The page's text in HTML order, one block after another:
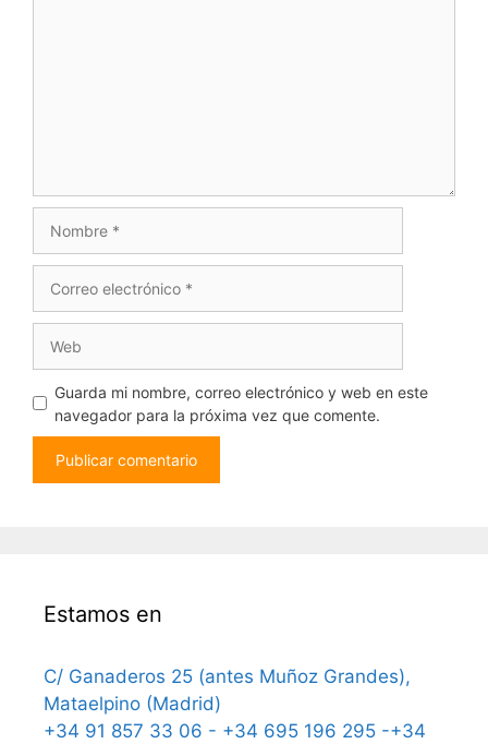
electrónico
Guarda mi nombre, correo electrónico y web en este
navegador para la próxima vez que comente.
Estamos en
C/ Ganaderos 25 (antes Muñoz Grandes),
Mataelpino (Madrid)
+34 91 857 33 06 - +34 695 196 295 -+34